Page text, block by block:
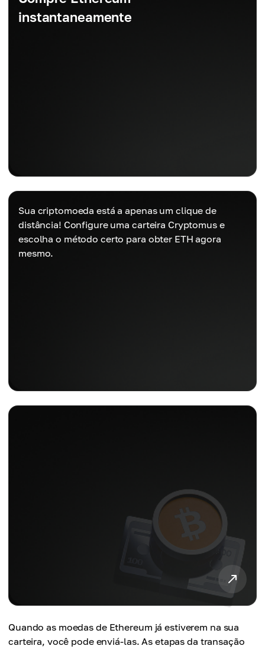
instantaneamente
Sua criptomoeda está a apenas um clique de
distância! Configure uma carteira Cryptomus e
escolha o método certo para obter ETH agora
mesmo.
Quando as moedas de Ethereum já estiverem na sua
carteira, você pode enviá-las. As etapas da transação